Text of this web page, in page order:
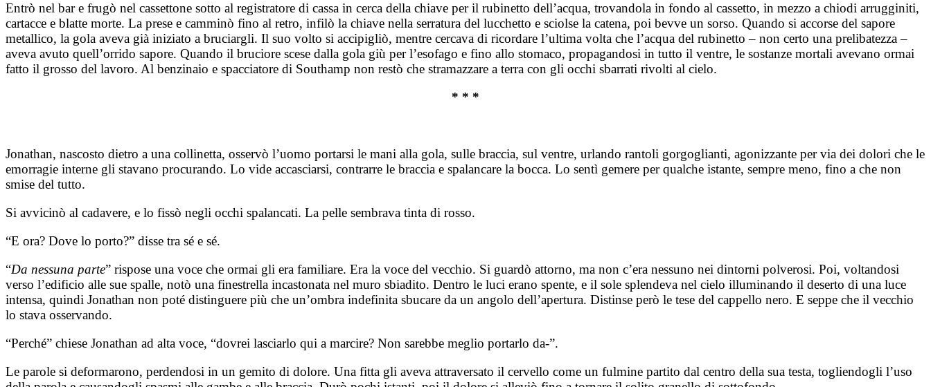
Entrò nel bar e frugò nel cassettone sotto al registratore di cassa in cerca della chiave per il rubinetto dell’acqua, trovandola in fondo al cassetto, in mezzo a chiodi arrugginiti,
cartacce e blatte morte. La prese e camminò fino al retro, infilò la chiave nella serratura del lucchetto e sciolse la catena, poi bevve un sorso. Quando si accorse del sapore
metallico, la gola aveva già iniziato a bruciargli. Il suo volto si accipigliò, mentre cercava di ricordare l’ultima volta che l’acqua del rubinetto – non certo una prelibatezza –
aveva avuto quell’orrido sapore. Quando il bruciore scese dalla gola giù per l’esofago e fino allo stomaco, propagandosi in tutto il ventre, le sostanze mortali avevano ormai
fatto il grosso del lavoro. Al benzinaio e spacciatore di Southamp non restò che stramazzare a terra con gli occhi sbarrati rivolti al cielo.
* * *
Jonathan, nascosto dietro a una collinetta, osservò l’uomo portarsi le mani alla gola, sulle braccia, sul ventre, urlando rantoli gorgoglianti, agonizzante per via dei dolori che le
emorragie interne gli stavano procurando. Lo vide accasciarsi, contrarre le braccia e spalancare la bocca. Lo sentì gemere per qualche istante, sempre meno, fino a che non
smise del tutto.
Si avvicinò al cadavere, e lo fissò negli occhi spalancati. La pelle sembrava tinta di rosso.
“E ora? Dove lo porto?” disse tra sé e sé.
“Da nessuna parte” rispose una voce che ormai gli era familiare. Era la voce del vecchio. Si guardò attorno, ma non c’era nessuno nei dintorni polverosi. Poi, voltandosi
verso l’edificio alle sue spalle, notò una finestrella incastonata nel muro sbiadito. Dentro le luci erano spente, e il sole splendeva nel cielo illuminando il deserto di una luce
intensa, quindi Jonathan non poté distinguere più che un’ombra indefinita sbucare da un angolo dell’apertura. Distinse però le tese del cappello nero. E seppe che il vecchio
lo stava osservando.
“Perché” chiese Jonathan ad alta voce, “dovrei lasciarlo qui a marcire? Non sarebbe meglio portarlo da-”.
Le parole si deformarono, perdendosi in un gemito di dolore. Una fitta gli aveva attraversato il cervello come un fulmine partito dal centro della sua testa, togliendogli l’uso